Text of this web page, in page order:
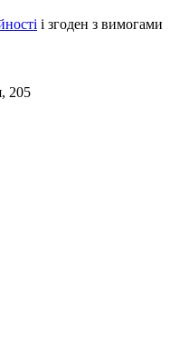
і згоден з вимогами
205